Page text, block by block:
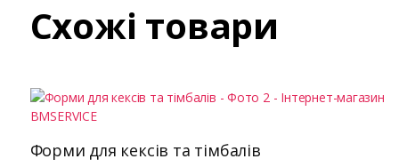
Схожі товари
Форми для кексів та тімбалів